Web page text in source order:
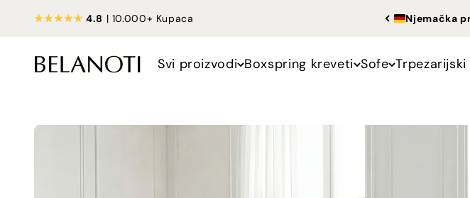
4.8 | 10.000+ Kupaca Njemačka
Svi proizvodi Boxspring kreveti Sofe
Belanoti